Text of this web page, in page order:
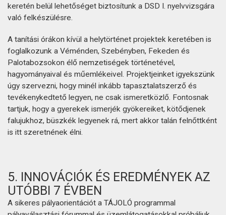
keretén belül lehetőséget biztosítunk a DSD I. nyelvvizsgára
való felkészülésre.
A tanítási órákon kívül a helytörténet projektek keretében is
foglalkozunk a Véménden, Szebényben, Fekeden és
Palotabozsokon élő nemzetiségek történetével,
hagyományaival és műemlékeivel. Projektjeinket igyekszünk
úgy szervezni, hogy minél inkább tapasztalatszerző és
tevékenykedtető legyen, ne csak ismeretközlő. Fontosnak
tartjuk, hogy a gyerekek ismerjék gyökereiket, kötődjenek
falujukhoz, büszkék legyenek rá, mert akkor talán felnőttként
is itt szeretnének élni.
5. INNOVÁCIÓK ÉS EREDMÉNYEK AZ
UTÓBBI 7 ÉVBEN
A sikeres pályaorientációt a TÁJOLÓ programmal